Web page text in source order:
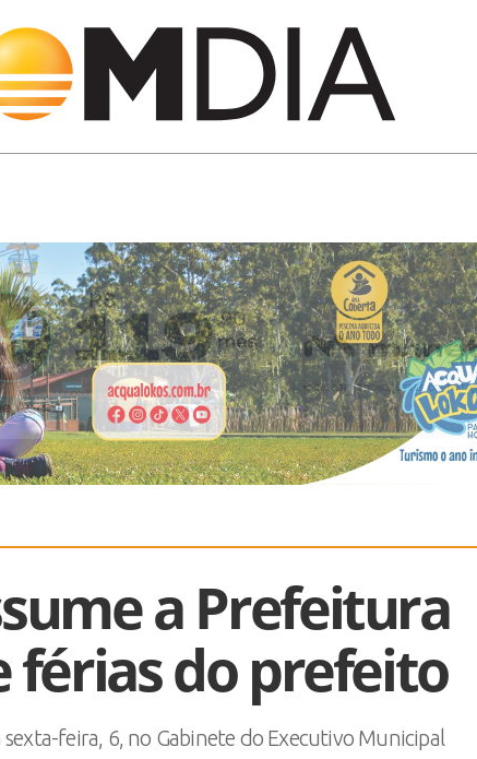
a Prefeitura
do prefeito
feira, 6, no Gabinete do Executivo Municipal